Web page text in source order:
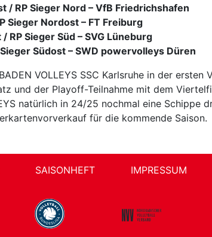
/ RP Sieger Nord – VfB Friedrichshafen
Sieger Nordost – FT Freiburg
RP Sieger Süd – SVG Lüneburg
Südost – SWD powervolleys Düren
VOLLEYS SSC Karlsruhe in der
und der Playoff-Teilnahme mit dem
natürlich in 24/25 nochmal eine Schippe
für die kommende Saison.
SAISONHEFT IMPRESSUM